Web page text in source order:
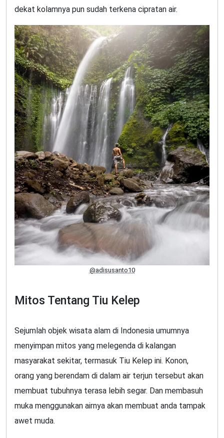
dekat kolamnya pun sudah terkena cipratan air.
@adisusanto10
Mitos Tentang Tiu Kelep
Sejumlah objek wisata alam di Indonesia umumnya
menyimpan mitos yang melegenda di kalangan
masyarakat sekitar, termasuk Tiu Kelep ini. Konon,
orang yang berendam di dalam air terjun tersebut akan
membuat tubuhnya terasa lebih segar. Dan membasuh
muka menggunakan airnya akan membuat anda tampak
awet muda.